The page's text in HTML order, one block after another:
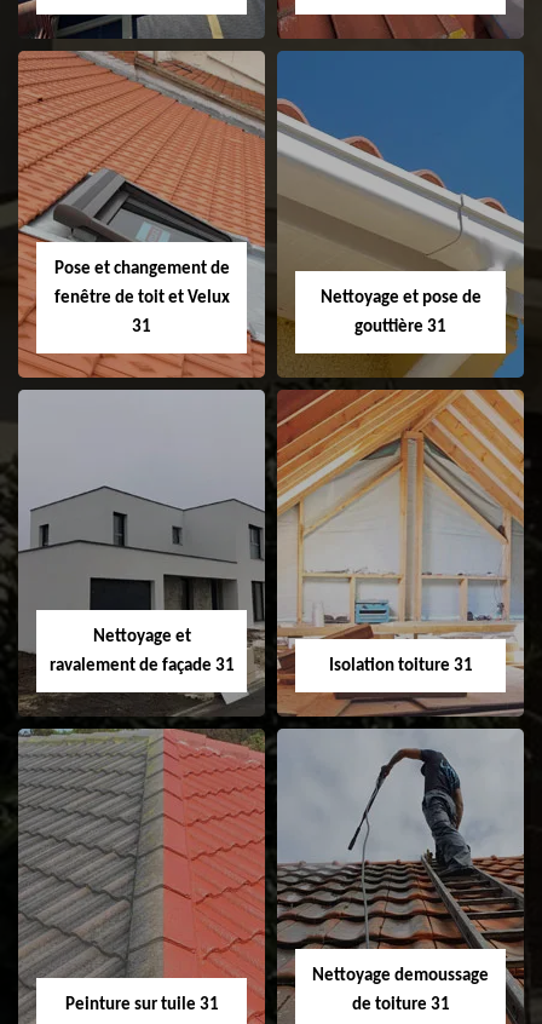
Couvreur 31
Etanchéité de
faitage et faitière
31
Pose et changement de
fenêtre de toit et Velux
31
Pose et
changement de
fenêtre de toit et
Velux 31
Nettoyage et pose de
gouttière 31
Nettoyage et pose
Nettoyage et
ravalement de façade 31
Nettoyage et
ravalement de
façade 31
Isolation toiture 31
Isolation toiture 31
Peinture sur tuile 31
Nettoyage demoussage
de toiture 31